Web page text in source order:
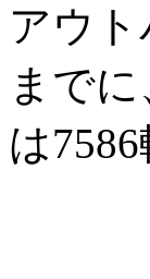
アウ
まで
は